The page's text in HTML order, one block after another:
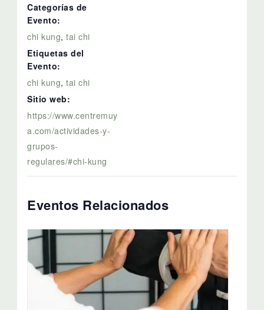
Categorías de
Evento:
chi kung,tai chi
Etiquetas del
Evento:
chi kung,tai chi
Sitio web:
https://www.centremuy
a.com/actividades-y-
grupos-
regulares/#chi-kung
Eventos Relacionados